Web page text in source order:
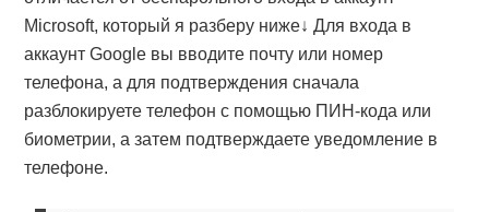
Microsoft, который я разберу ниже↓ Для входа в
аккаунт Google вы вводите почту или номер
телефона, а для подтверждения сначала
разблокируете телефон с помощью ПИН-кода или
биометрии, а затем подтверждаете уведомление в
телефоне.